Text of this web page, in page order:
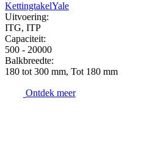
KettingtakelYale
Uitvoering:
ITG, ITP
Capaciteit:
500 - 20000
Balkbreedte:
180 tot 300 mm, Tot 180 mm
Ontdek meer